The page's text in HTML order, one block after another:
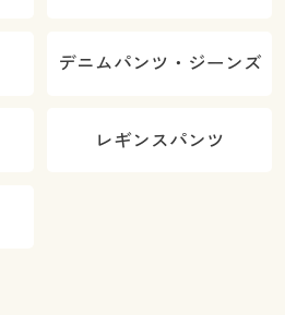
デニムパンツ・ジーンズ
レギンスパンツ